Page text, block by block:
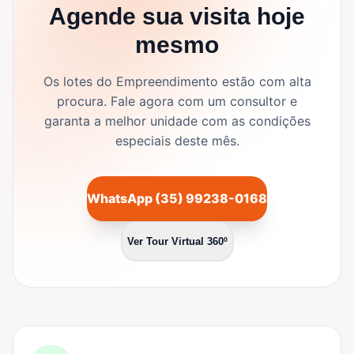
Agende sua visita hoje
mesmo
Os lotes do Empreendimento estão com alta
procura. Fale agora com um consultor e
garanta a melhor unidade com as condições
especiais deste mês.
WhatsApp (35) 99238-0168
Ver Tour Virtual 360º